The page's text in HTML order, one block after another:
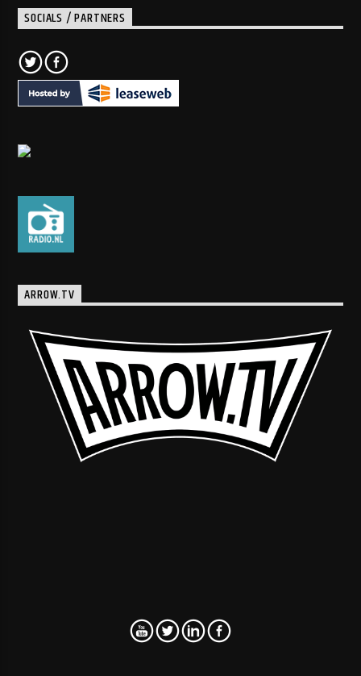
SOCIALS / PARTNERS
ARROW.TV